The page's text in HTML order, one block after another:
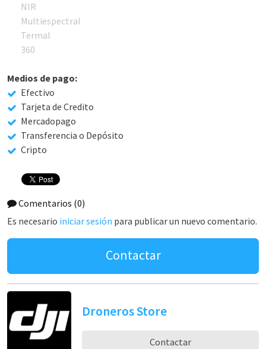
NIR
Multiespectral
Termal
360
Medios de pago:
Efectivo
Tarjeta de Credito
Mercadopago
Transferencia o Depósito
Cripto
Comentarios (0)
Es necesario iniciar sesión para publicar un nuevo comentario.
Contactar
Droneros Store
Contactar